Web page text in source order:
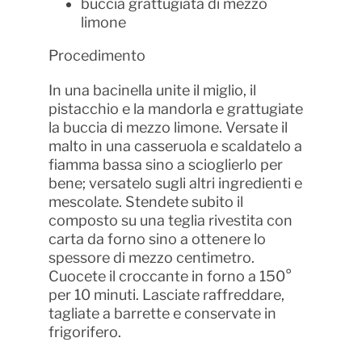
buccia grattugiata di mezzo
limone
Procedimento
In una bacinella unite il miglio, il
pistacchio e la mandorla e grattugiate
la buccia di mezzo limone. Versate il
malto in una casseruola e scaldatelo a
fiamma bassa sino a scioglierlo per
bene; versatelo sugli altri ingredienti e
mescolate. Stendete subito il
composto su una teglia rivestita con
carta da forno sino a ottenere lo
spessore di mezzo centimetro.
Cuocete il croccante in forno a 150°
per 10 minuti. Lasciate raffreddare,
tagliate a barrette e conservate in
frigorifero.